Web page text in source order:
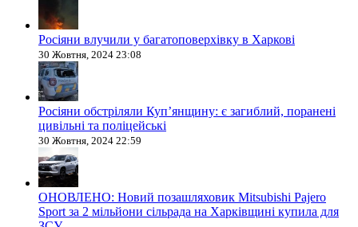
Росіяни влучили у багатоповерхівку в Харкові
30 Жовтня, 2024 23:08
Росіяни обстріляли Купʼянщину: є загиблий, поранені
цивільні та поліцейські
30 Жовтня, 2024 22:59
ОНОВЛЕНО: Новий позашляховик Mitsubishi Pajero
Sport за 2 мільйони сільрада на Харківщині купила для